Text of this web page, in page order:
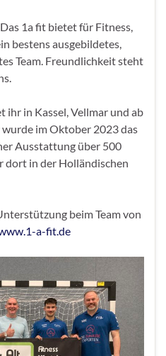
1a fit bietet für Fitness,
bestens ausgebildetes,
Team. Freundlichkeit steht
ihr in Kassel, Vellmar und ab
im Oktober 2023 das
Ausstattung über 500
dort in der Holländischen
beim Team von
a-fit.de